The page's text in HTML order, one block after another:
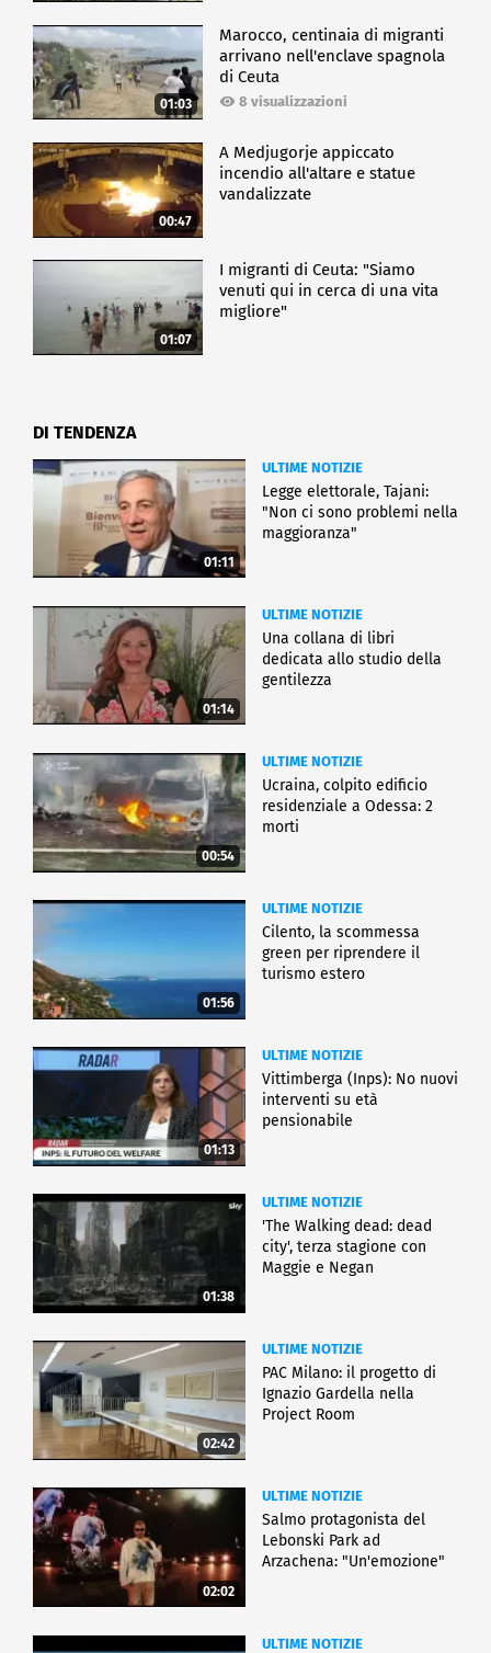
01:03
Marocco, centinaia di migranti
arrivano nell'enclave spagnola
di Ceuta
8 visualizzazioni
00:47
A Medjugorje appiccato
incendio all'altare e statue
vandalizzate
01:07
I migranti di Ceuta: "Siamo
venuti qui in cerca di una vita
migliore"
DI TENDENZA
01:11
ULTIME NOTIZIE
Legge elettorale, Tajani:
"Non ci sono problemi nella
maggioranza"
01:14
ULTIME NOTIZIE
Una collana di libri
dedicata allo studio della
gentilezza
00:54
ULTIME NOTIZIE
Ucraina, colpito edificio
residenziale a Odessa: 2
morti
01:56
ULTIME NOTIZIE
Cilento, la scommessa
green per riprendere il
turismo estero
01:13
ULTIME NOTIZIE
Vittimberga (Inps): No nuovi
interventi su età
pensionabile
01:38
ULTIME NOTIZIE
'The Walking dead: dead
city', terza stagione con
Maggie e Negan
02:42
ULTIME NOTIZIE
PAC Milano: il progetto di
Ignazio Gardella nella
Project Room
02:02
ULTIME NOTIZIE
Salmo protagonista del
Lebonski Park ad
Arzachena: "Un'emozione"
ULTIME NOTIZIE